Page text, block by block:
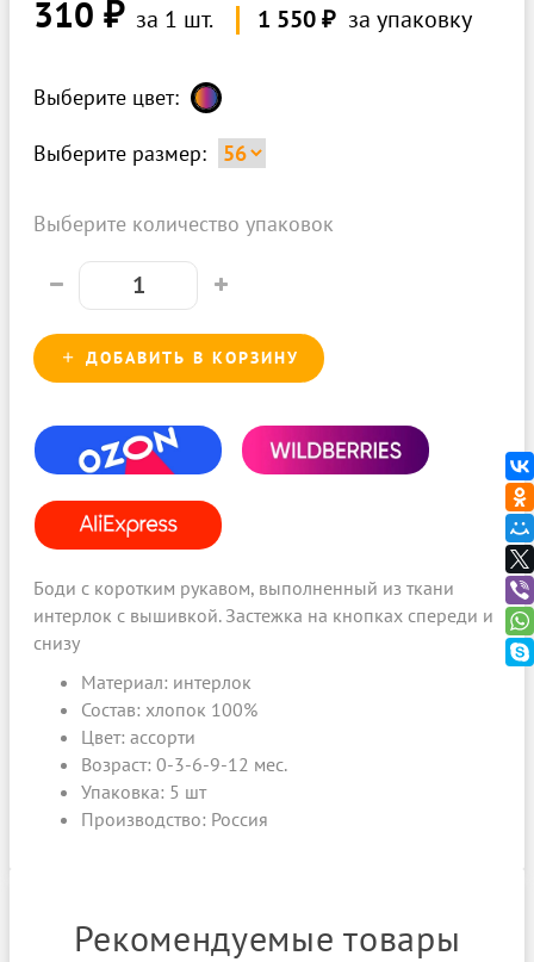
310 ₽ за 1 шт. 1 550 ₽ за упаковку
Выберите цвет:
Выберите размер:
Выберите количество упаковок
ДОБАВИТЬ В КОРЗИНУ
OZON WILDBERRIES
ALIEXPRESS
Боди с коротким рукавом, выполненный из ткани
интерлок с вышивкой. Застежка на кнопках спереди и
снизу
Материал: интерлок
Состав: хлопок 100%
Цвет: ассорти
Возраст: 0-3-6-9-12 мес.
Упаковка: 5 шт
Производство: Россия
Рекомендуемые товары